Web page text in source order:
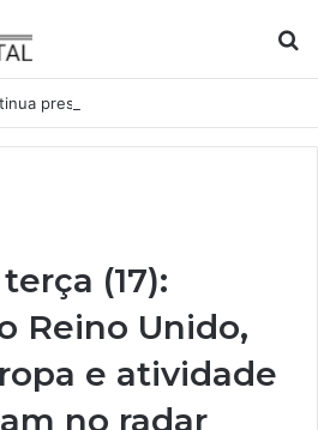
(17):
Reino Unido,
e atividade
no radar